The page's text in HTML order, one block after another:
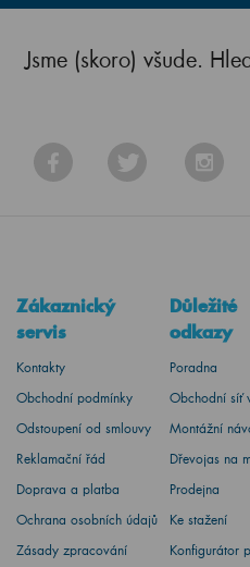
Jsme (skoro) všude.
Zákaznický
servis
Kontakty
Obchodní podmínky
Odstoupení od smlouvy
Reklamační řád
Doprava a platba
Ochrana osobních údajů
Zásady zpracování
Důležité
odkazy
Poradna
Obchodní síť
Montážní
Dřevojas na
Prodejna
Ke stažení
Konfigurátor